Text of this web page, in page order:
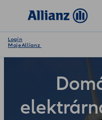
Login
MojeAllianz